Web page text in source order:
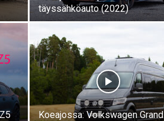
täyssähköauto (2022)
Koeajossa: Volkswagen Grand